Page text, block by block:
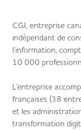
CGI, entreprise
indépendant de
l’information,
10 000
L'entreprise
françaises (38
et les
transformation